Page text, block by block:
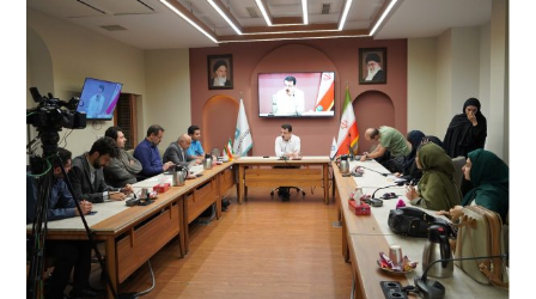
k
n
e
r
a
m
i
t